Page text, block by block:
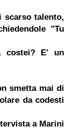
scarso talento,
"Tu
costei? E' un
smetta mai di
da codesti
a Marini